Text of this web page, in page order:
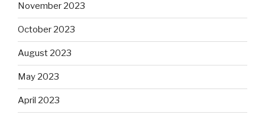
November 2023
October 2023
August 2023
May 2023
April 2023